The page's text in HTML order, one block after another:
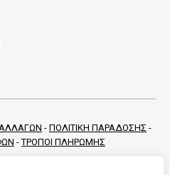
- ΠΟΛΙΤΙΚΗ ΠΑΡΑΔΟΣΗΣ -
-ΤΡΟΠΟΙ ΠΛΗΡΩΜΗΣ